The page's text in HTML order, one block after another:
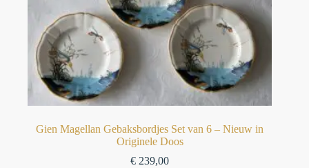
Gien Magellan Gebaksbordjes Set van 6 – Nieuw in
Originele Doos
€ 239,00